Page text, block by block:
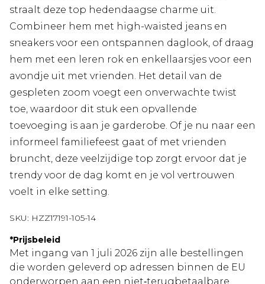
straalt deze top hedendaagse charme uit.
Combineer hem met high-waisted jeans en
sneakers voor een ontspannen daglook, of draag
hem met een leren rok en enkellaarsjes voor een
avondje uit met vrienden. Het detail van de
gespleten zoom voegt een onverwachte twist
toe, waardoor dit stuk een opvallende
toevoeging is aan je garderobe. Of je nu naar een
informeel familiefeest gaat of met vrienden
bruncht, deze veelzijdige top zorgt ervoor dat je
trendy voor de dag komt en je vol vertrouwen
voelt in elke setting.
SKU: HZZ17191-105-14
*Prijsbeleid
Met ingang van 1 juli 2026 zijn alle bestellingen
die worden geleverd op adressen binnen de EU
onderworpen aan een niet‑terugbetaalbare